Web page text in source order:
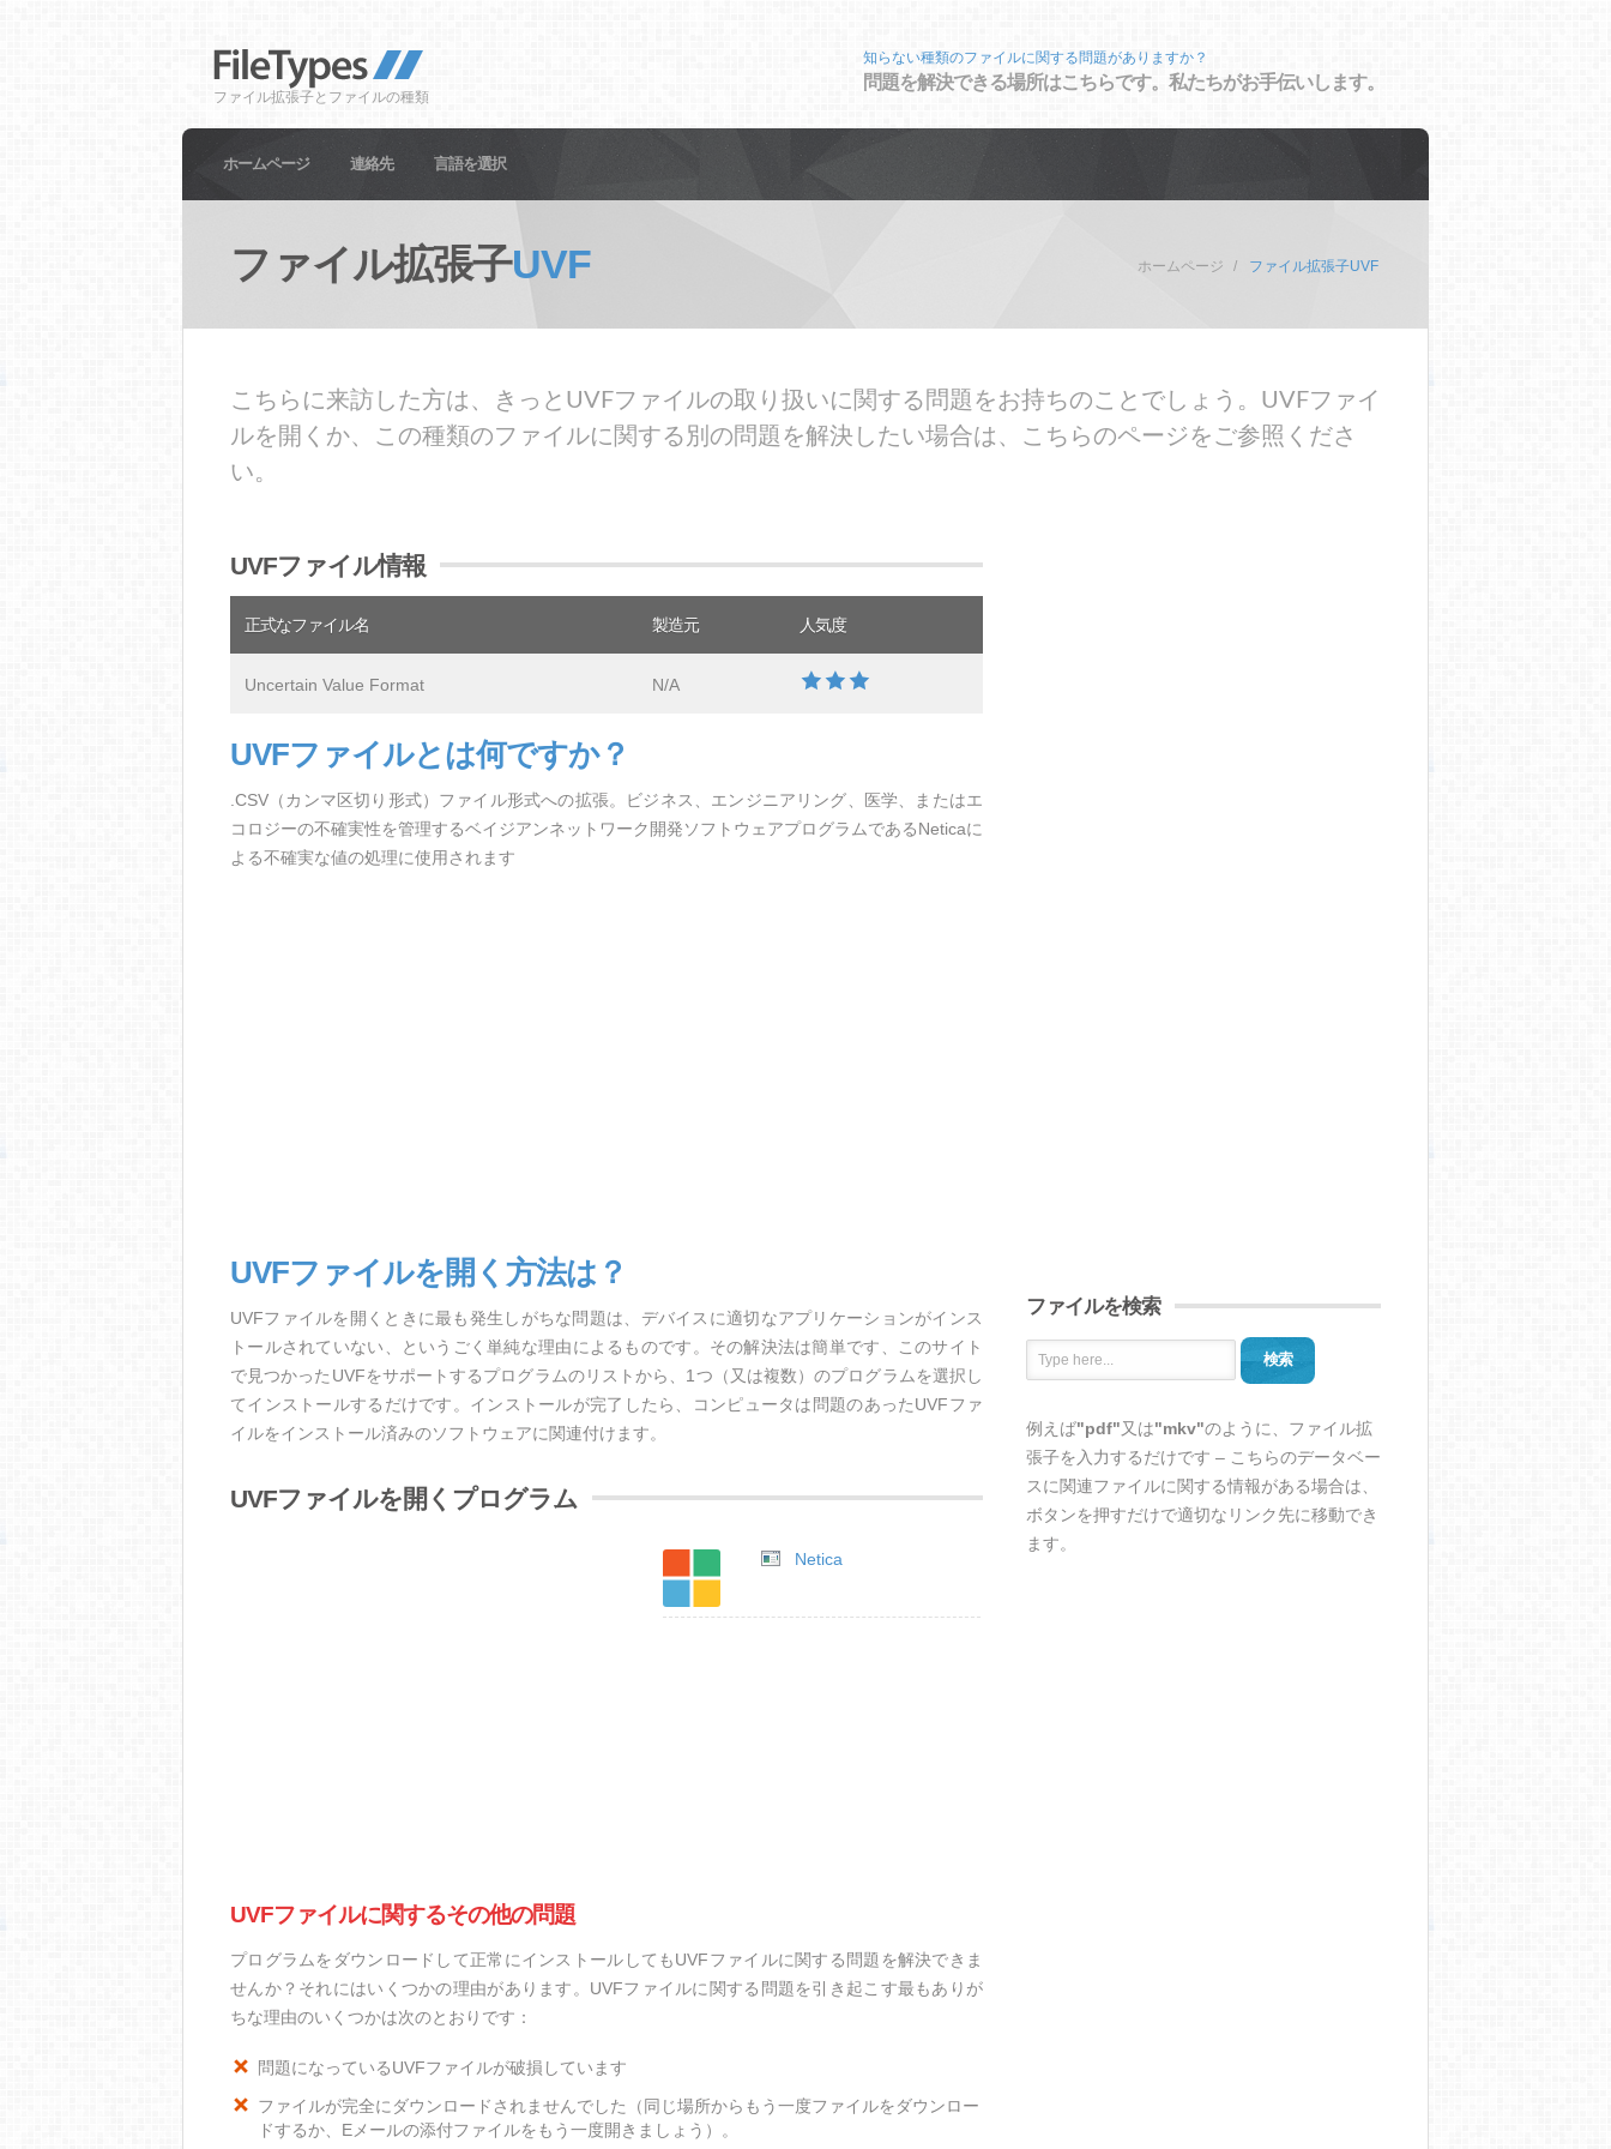
ファイル拡張子とファイルの種類
知らない種類のファイルに関する問題がありますか？
問題を解決できる場所はこちらです。私たちがお手伝いします。
ホームページ 連絡先 言語を選択
ファイル拡張子UVF ホームページ ファイル拡張子UVF
こちらに来訪した方は、きっとUVFファイルの取り扱いに関する問題をお持ちのことでしょう。UVFファイ
ルを開くか、この種類のファイルに関する別の問題を解決したい場合は、こちらのページをご参照くださ
い。
UVFファイル情報
正式なファイル名 製造元 人気度
Uncertain Value Format N/A
UVFファイルとは何ですか？
.CSV（カンマ区切り形式）ファイル形式への拡張。ビジネス、エンジニアリング、医学、またはエ
コロジーの不確実性を管理するベイジアンネットワーク開発ソフトウェアプログラムであるNeticaに
よる不確実な値の処理に使用されます
UVFファイルを開く方法は？
UVFファイルを開くときに最も発生しがちな問題は、デバイスに適切なアプリケーションがインス
トールされていない、というごく単純な理由によるものです。その解決法は簡単です、このサイト
で見つかったUVFをサポートするプログラムのリストから、1つ（又は複数）のプログラムを選択し
てインストールするだけです。インストールが完了したら、コンピュータは問題のあったUVFファ
イルをインストール済みのソフトウェアに関連付けます。
UVFファイルを開くプログラム
Netica
UVFファイルに関するその他の問題
プログラムをダウンロードして正常にインストールしてもUVFファイルに関する問題を解決できま
せんか？それにはいくつかの理由があります。UVFファイルに関する問題を引き起こす最もありが
ちな理由のいくつかは次のとおりです：
問題になっているUVFファイルが破損しています
ファイルが完全にダウンロードされませんでした（同じ場所からもう一度ファイルをダウンロー
ドするか、Eメールの添付ファイルをもう一度開きましょう）。
ファイルを検索
検索
例えば"pdf"又は"mkv"のように、ファイル拡
張子を入力するだけです – こちらのデータベー
スに関連ファイルに関する情報がある場合は、
ボタンを押すだけで適切なリンク先に移動でき
ます。